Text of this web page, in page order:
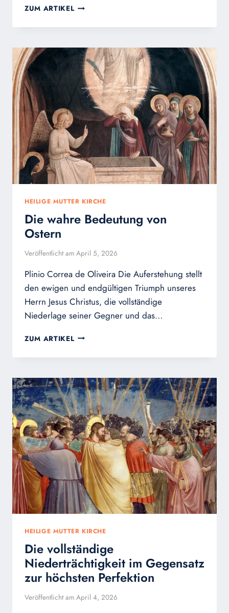
ZUM ARTIKEL NICHT
ZAHL
KÄMPFER
IST
ENTSCHEIDEND…
HEILIGE MUTTER KIRCHE
Die wahre Bedeutung von
Ostern
Veröffentlicht am April 5, 2026
Plinio Correa de Oliveira Die Auferstehung stellt
den ewigen und endgültigen Triumph unseres
Herrn Jesus Christus, die vollständige
Niederlage seiner Gegner und das…
ZUM ARTIKEL DIE
BEDEUTUNG
OSTERN
HEILIGE MUTTER KIRCHE
Die vollständige
Niederträchtigkeit im Gegensatz
zur höchsten Perfektion
Veröffentlicht am April 4, 2026